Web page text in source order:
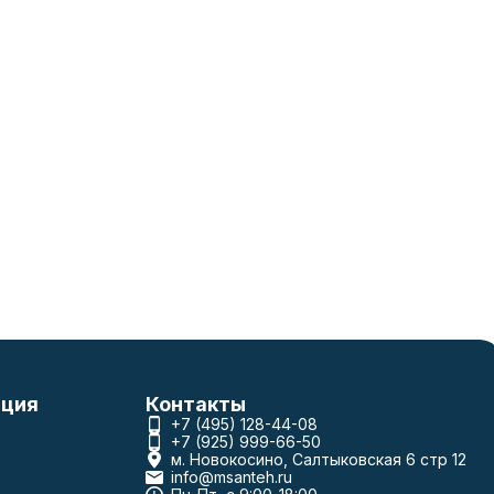
Контакты
+7 (495) 128-44-08
+7 (925) 999-66-50
м. Новокосино, Салтыковская 6 стр 12
info@msanteh.ru